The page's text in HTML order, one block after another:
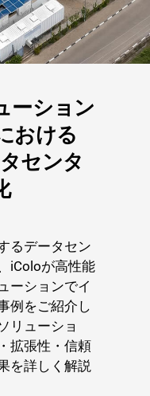
ーション
おける
センタ
るデータセン
iColoが高性能
ーションでイ
例をご紹介し
リューショ
拡張性・信頼
を詳しく解説